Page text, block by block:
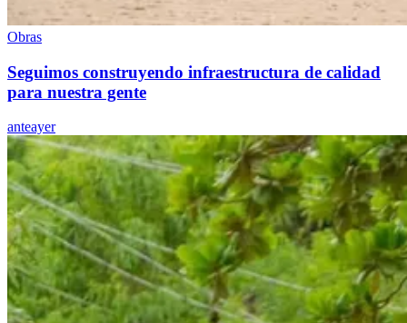
Obras
Seguimos construyendo infraestructura de calidad
para nuestra gente
anteayer